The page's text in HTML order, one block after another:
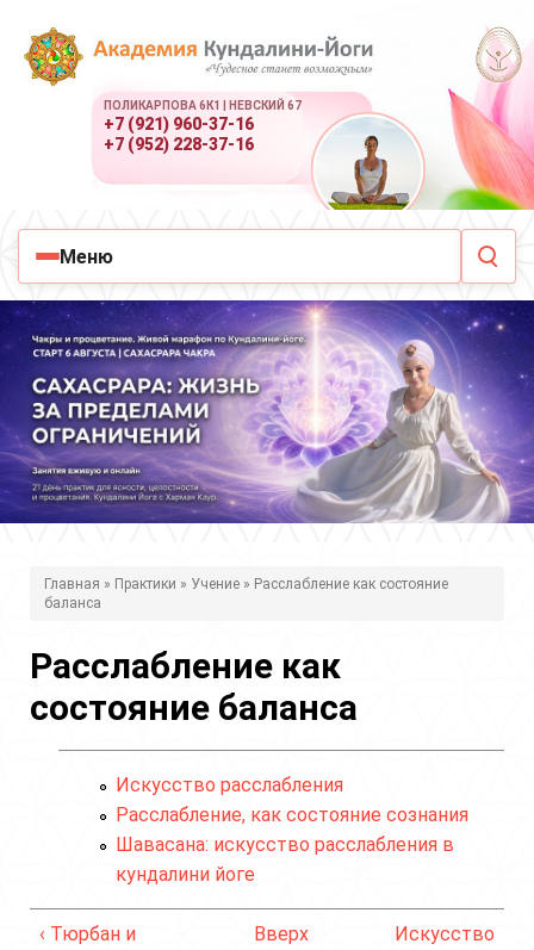
ПОЛИКАРПОВА 6К1 | НЕВСКИЙ 67
+7 (921) 960-37-16
+7 (952) 228-37-16
Меню
д
Главная » Практики » Учение » Расслабление как состояние
баланса
Расслабление как
состояние баланса
Искусство расслабления
Расслабление, как состояние сознания
Шавасана: искусство расслабления в
кундалини йоге
‹ Тюрбан и
Вверх
Искусство